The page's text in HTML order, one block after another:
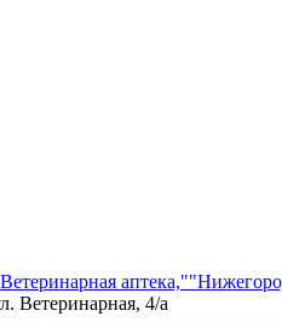
Ветеринарная, 4/а